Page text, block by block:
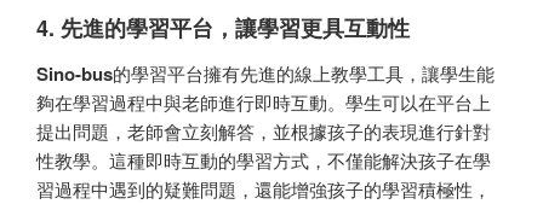
4. 先進的學習平台，讓學習更具互動性
Sino-bus的學習平台擁有先進的線上教學工具，讓學生能
夠在學習過程中與老師進行即時互動。學生可以在平台上
提出問題，老師會立刻解答，並根據孩子的表現進行針對
性教學。這種即時互動的學習方式，不僅能解決孩子在學
習過程中遇到的疑難問題，還能增強孩子的學習積極性，